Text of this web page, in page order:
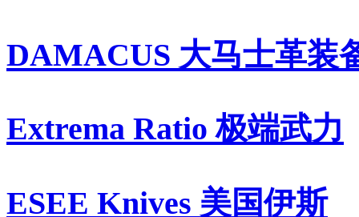
DAMACUS 大马士革装
Extrema Ratio 极端武力
ESEE Knives 美国伊斯